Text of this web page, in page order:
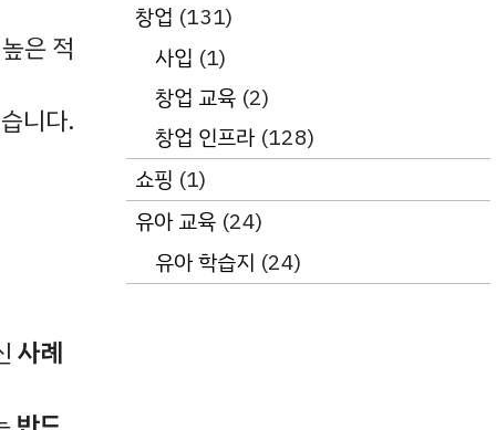
은 적
니다.
사례
창업 (131)
사입 (1)
창업 교육 (2)
창업 인프라 (128)
쇼핑 (1)
유아 교육 (24)
유아 학습지 (24)